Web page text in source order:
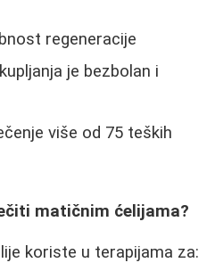
regeneracije
je bezbolan i
više od 75 teških
matičnim ćelijama?
koriste u terapijama za: